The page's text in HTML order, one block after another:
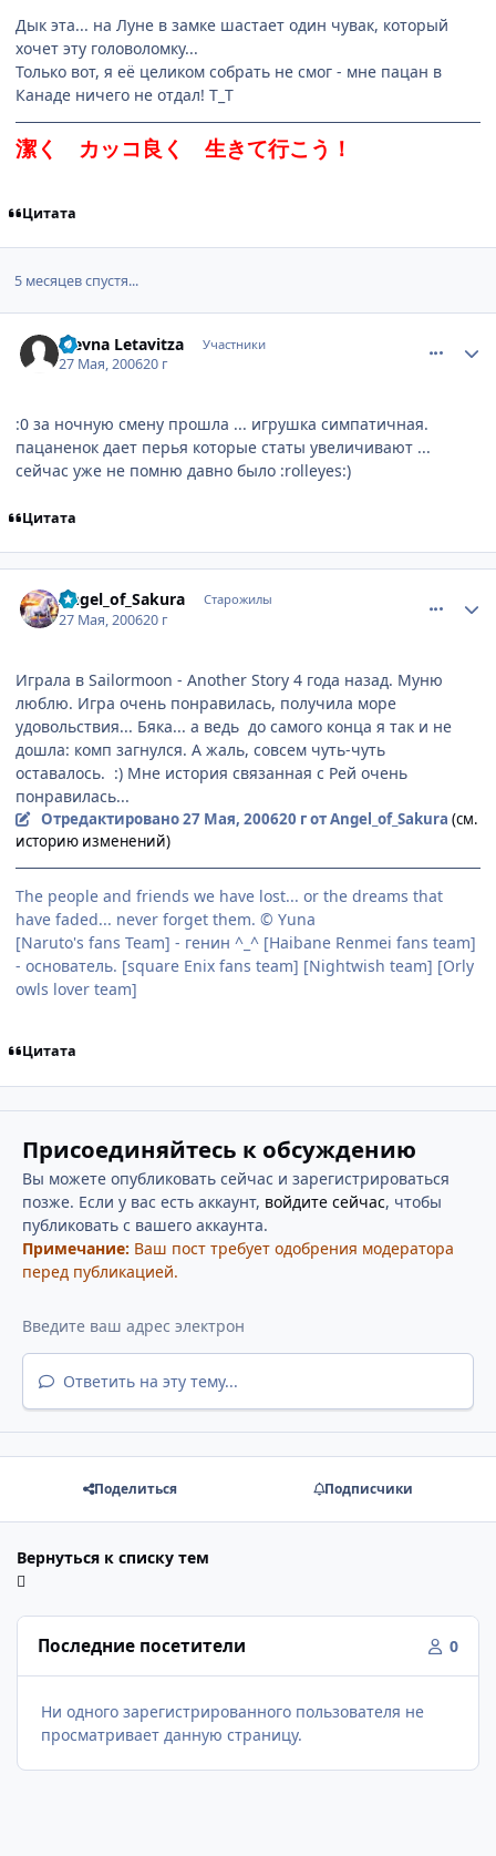
Дык эта... на Луне в замке шастает один чувак, который
хочет эту головоломку...
Только вот, я её целиком собрать не смог - мне пацан в
Канаде ничего не отдал! T_T
潔く カッコ良く 生きて行こう！
Цитата
5 месяцев спустя...
Vievna Letavitza Участники
27 Мая, 200620 г
:0 за ночную смену прошла ... игрушка симпатичная.
пацаненок дает перья которые статы увеличивают ...
сейчас уже не помню давно было :rolleyes:)
Цитата
Angel_of_Sakura Старожилы
27 Мая, 200620 г
Играла в Sailormoon - Another Story 4 года назад. Муню
люблю. Игра очень понравилась, получила море
удовольствия... Бяка... а ведь до самого конца я так и не
дошла: комп загнулся. А жаль, совсем чуть-чуть
оставалось. :) Мне история связанная с Рей очень
понравилась...
Отредактировано27 Мая, 200620 гот Angel_of_Sakura (см.
историю изменений)
The people and friends we have lost... or the dreams that
have faded... never forget them. © Yuna
[Naruto's fans Team] - генин ^_^ [Haibane Renmei fans team]
- основатель. [square Enix fans team] [Nightwish team] [Orly
owls lover team]
Цитата
Присоединяйтесь к обсуждению
Вы можете опубликовать сейчас и зарегистрироваться
позже. Если у вас есть аккаунт, войдите сейчас, чтобы
публиковать с вашего аккаунта.
Примечание: Ваш пост требует одобрения модератора
перед публикацией.
Ответить на эту тему...
Поделиться Подписчики
Вернуться к списку тем
Последние посетители 0
Ни одного зарегистрированного пользователя не
просматривает данную страницу.